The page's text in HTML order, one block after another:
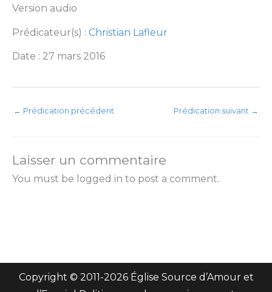
Version audio
Prédicateur(s) : Christian Lafleur
Date : 27 mars 2016
← Prédication précédent Prédication suivant →
Laisser un commentaire
You must be logged in to post a comment.
Copyright © 2011-2026 Église Source d’Amour et